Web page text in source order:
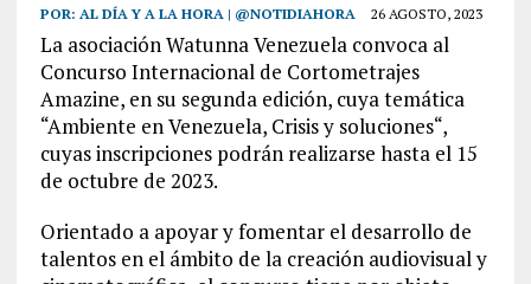
POR: AL DÍA Y A LA HORA | @NOTIDIAHORA 26 AGOSTO, 2023
La asociación Watunna Venezuela convoca al
Concurso Internacional de Cortometrajes
Amazine, en su segunda edición, cuya temática
“Ambiente en Venezuela, Crisis y soluciones“,
cuyas inscripciones podrán realizarse hasta el 15
de octubre de 2023.
Orientado a apoyar y fomentar el desarrollo de
talentos en el ámbito de la creación audiovisual y